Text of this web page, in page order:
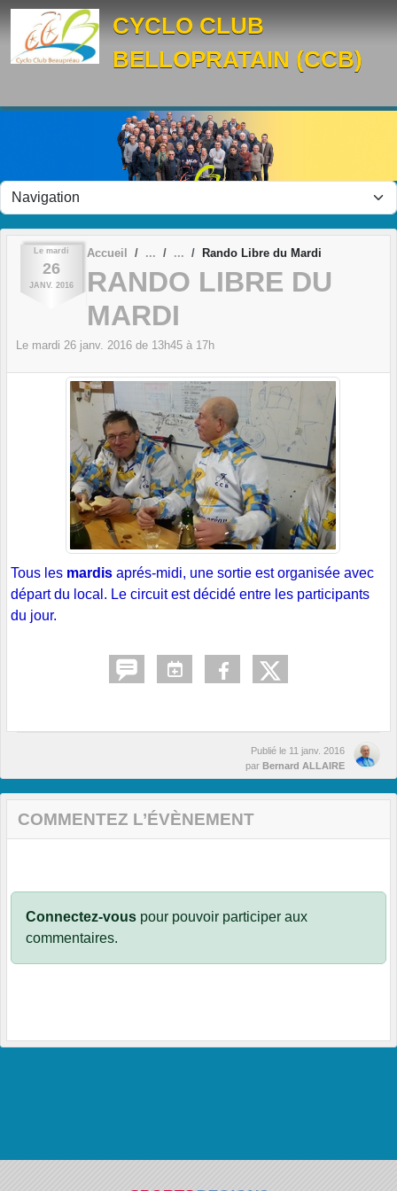
CYCLO CLUB
BELLOPRATAIN (CCB)
Le mardi
26
JANV. 2016
Accueil Rando Libre du Mardi
RANDO LIBRE DU
MARDI
Le mardi 26 janv. 2016 de 13h45 à 17h
Tous les mardis aprés-midi, une sortie est organisée avec
départ du local. Le circuit est décidé entre les participants
du jour.
Publié le 11 janv. 2016
par Bernard ALLAIRE
COMMENTEZ L’ÉVÈNEMENT
Connectez-vous pour pouvoir participer aux
commentaires.
Panneau de gestion des cookies